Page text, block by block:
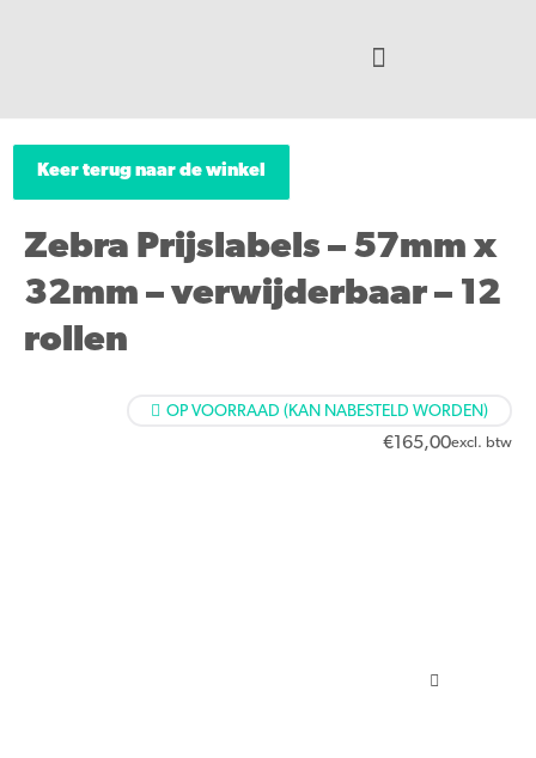
Keer terug naar de winkel
Zebra Prijslabels – 57mm x
32mm – verwijderbaar – 12
rollen
OP VOORRAAD (KAN NABESTELD WORDEN)
€ 165,00excl. btw